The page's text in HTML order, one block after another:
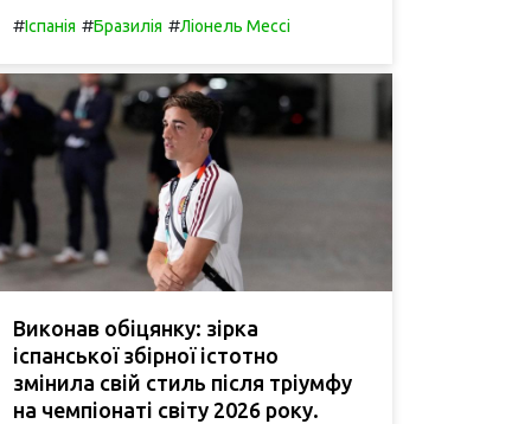
#Іспанія #Бразилія #Ліонель Мессі
Виконав обіцянку: зірка
іспанської збірної істотно
змінила свій стиль після тріумфу
на чемпіонаті світу 2026 року.